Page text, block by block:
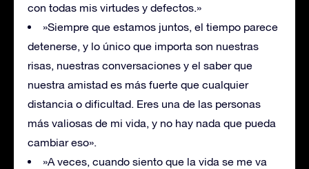
con todas mis virtudes y defectos.»
»Siempre que estamos juntos, el tiempo parece
detenerse, y lo único que importa son nuestras
risas, nuestras conversaciones y el saber que
nuestra amistad es más fuerte que cualquier
distancia o dificultad. Eres una de las personas
más valiosas de mi vida, y no hay nada que pueda
cambiar eso».
»A veces, cuando siento que la vida se me va